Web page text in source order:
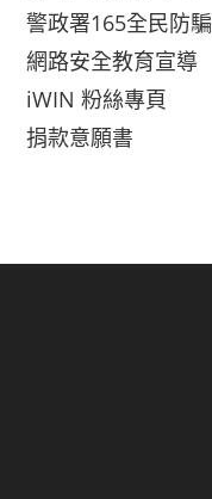
警政署165全民防騙
網路安全教育宣導
iWIN 粉絲專頁
捐款意願書